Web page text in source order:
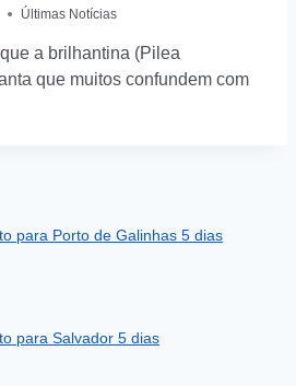
Últimas Notícias
a brilhantina (Pilea
que muitos confundem com
para Porto de Galinhas 5 dias
para Salvador 5 dias